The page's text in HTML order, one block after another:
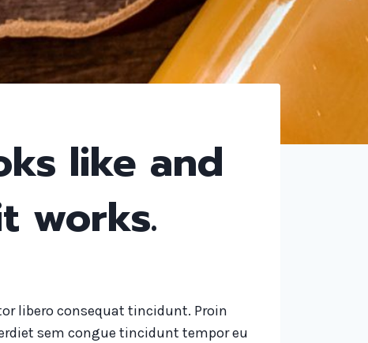
like and
works.
libero consequat tincidunt. Proin
sem congue tincidunt tempor eu